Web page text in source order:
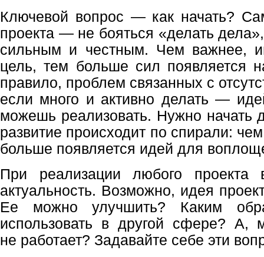
Ключевой вопрос — как начать?
проекта — не бояться «делать
сильным и честным. Чем важнее,
цель, тем больше сил появляется
правило, проблем связанных с
если много и активно делать —
можешь реализовать. Нужно начать
развитие происходит по спирали:
больше появляется идей для
При реализации любого проекта
актуальность. Возможно, идея
Ее можно улучшить? Каким
использовать в другой сфере? А,
не работает? Задавайте себе эти